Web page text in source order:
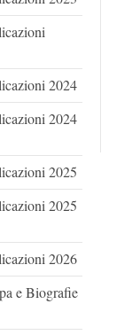
2024
2024
2025
2025
2026
e Biografie